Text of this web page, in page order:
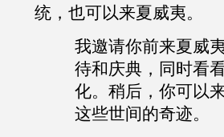
统，也可以来夏威夷。
我邀请你前来夏威
待和庆典，同时看
化。稍后，你可以
这些世间的奇迹。